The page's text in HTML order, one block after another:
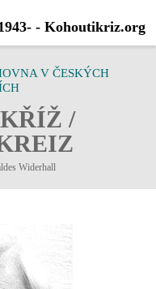
V ČESKÝCH
/
Widerhall
- Kohoutikriz.org